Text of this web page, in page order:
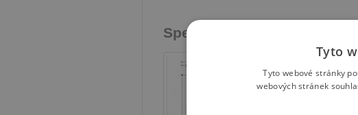
Specifikace
Tyto
Tyto webové stránky
webových stránek